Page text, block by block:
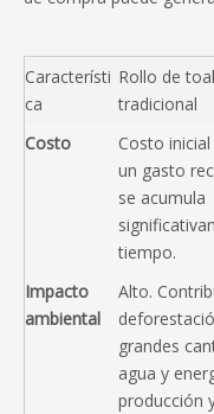
Característi
ca
Rollo de
tradicional
Costo
Costo
un gasto
se acumula
tiempo.
Impacto
ambiental
Alto.
grandes
agua y
producción